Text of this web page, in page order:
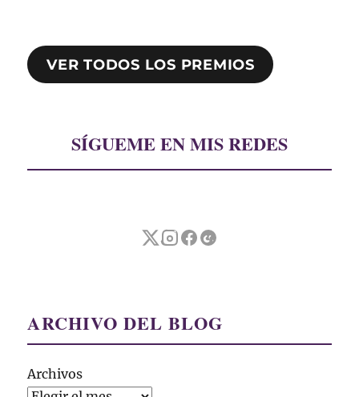
VER TODOS LOS PREMIOS
SÍGUEME EN MIS REDES
ARCHIVO DEL BLOG
Archivos